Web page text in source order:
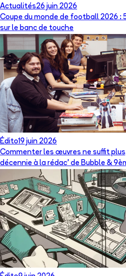
Actualités26 juin 2026
Coupe du monde de football 2026 :
sur le banc de touche
Édito19 juin 2026
Commenter les œuvres ne suffit plus,
décennie à la rédac’ de Bubble &